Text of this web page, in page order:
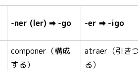
-ner (ler) ➡ -go -er ➡ -igo
componer（構成
する）
atraer（引き
る）